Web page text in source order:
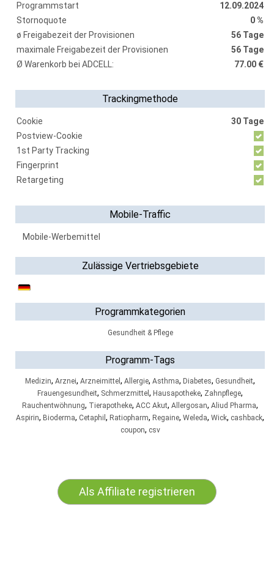
Programmstart
12.09.2024
Stornoquote
0 %
ø Freigabezeit der Provisionen
56 Tage
maximale Freigabezeit der Provisionen
56 Tage
Ø Warenkorb bei ADCELL:
77.00 €
Trackingmethode
Cookie
30 Tage
Postview-Cookie
1st Party Tracking
Fingerprint
Retargeting
Mobile-Traffic
Mobile-Werbemittel
Zulässige Vertriebsgebiete
Programmkategorien
Gesundheit & Pflege
Programm-Tags
Medizin, Arznei, Arzneimittel , Allergie, Asthma, Diabetes, Gesundheit,
Frauengesundheit, Schmerzmittel , Hausapotheke, Zahnpflege,
Rauchentwöhnung, Tierapotheke, ACC Akut, Allergosan, Aliud Pharma,
Aspirin, Bioderma, Cetaphil , Ratiopharm, Regaine, Weleda, Wick, cashback,
coupon, csv
Als Affiliate registrieren